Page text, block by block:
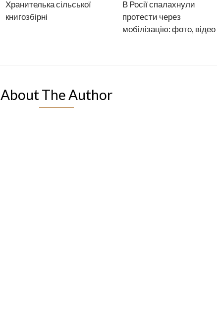
Хранителька сільської
книгозбірні
В Росії спалахнули
протести через
мобілізацію: фото, відео
About The Author